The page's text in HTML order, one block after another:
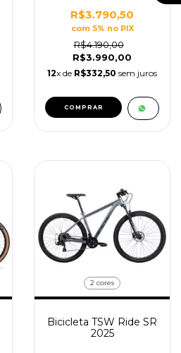
R$3.790,50
com 5% no PIX
R$4.190,00
R$3.990,00
12x de R$332,50 sem juros
COMPRAR
2 cores
Bicicleta TSW Ride SR
2025